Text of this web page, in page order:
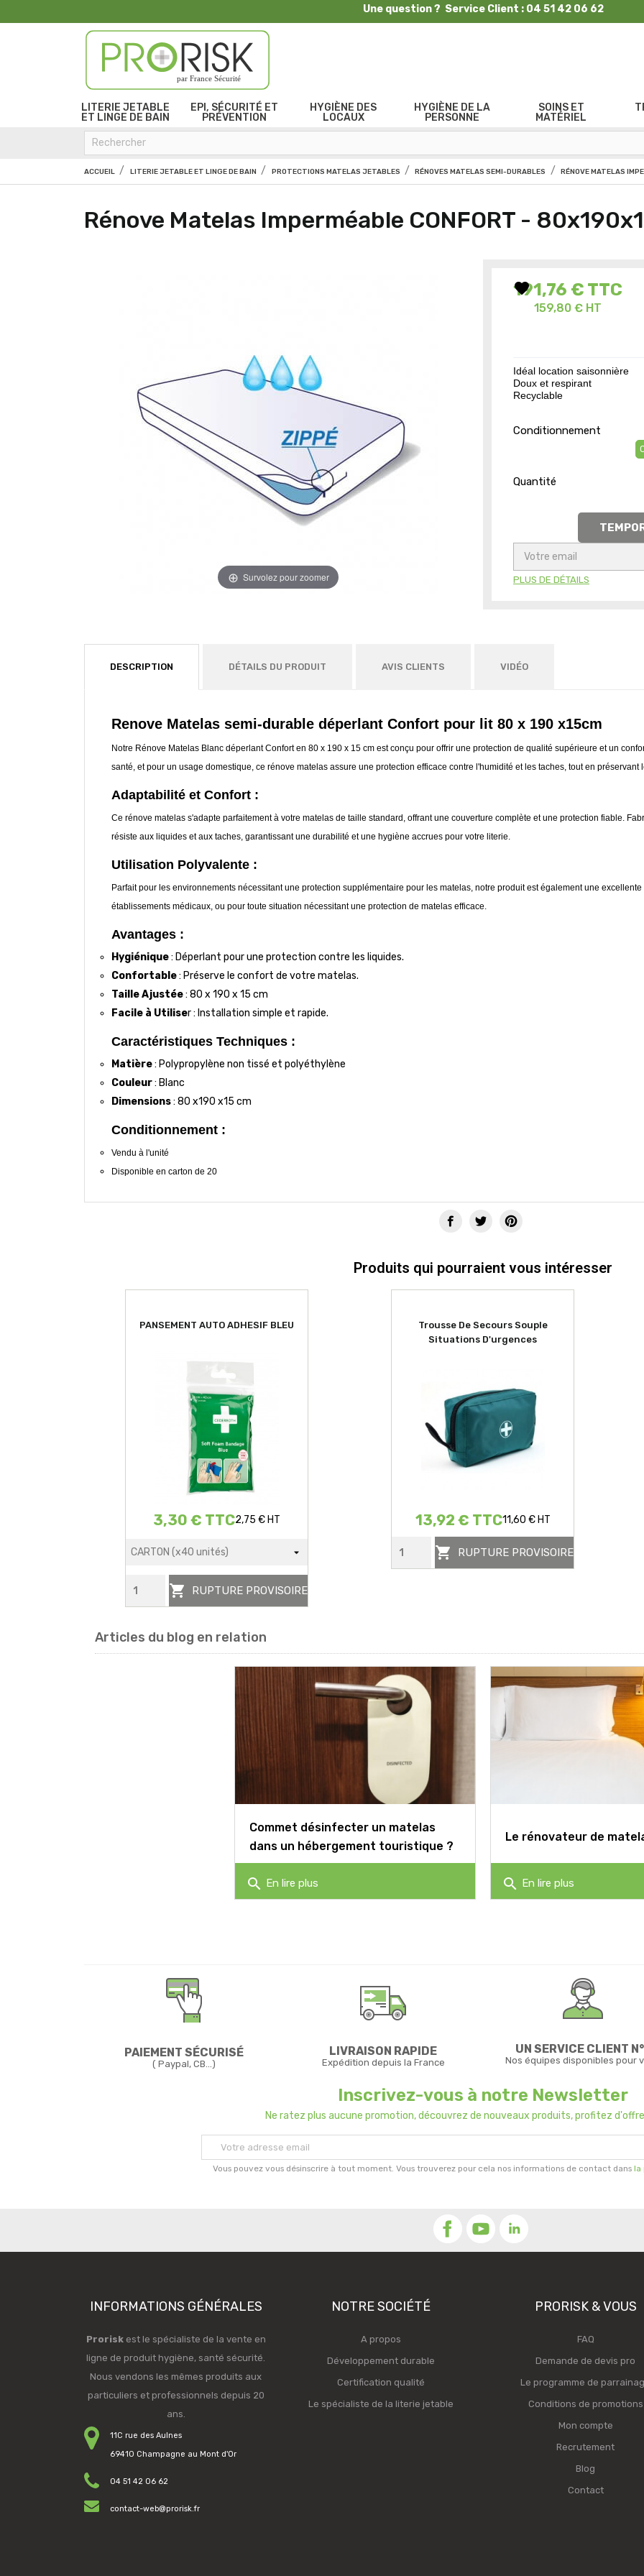
Une question ? Service Client : 04 51 42 06 62
par France Sécurité
LITERIE JETABLE
ET LINGE DE BAIN
EPI, SÉCURITÉ ET
PRÉVENTION
HYGIÈNE DES
LOCAUX
HYGIÈNE DE LA
PERSONNE
SOINS ET
MATÉRIEL
ACCUEIL LITERIE JETABLE ET LINGE DE BAIN PROTECTIONS MATELAS JETABLES RÉNOVES MATELAS SEMI-DURABLES RÉNOVE MATELAS
Rénove Matelas Imperméable CONFORT -
Survolez pour zoomer
191,76 € TTC
159,80 € HT
favorite
Idéal location saisonnière
Doux et respirant
Recyclable
Conditionnement
Quantité
PLUS DE DÉTAILS
DESCRIPTION DÉTAILS DU PRODUIT AVIS CLIENTS VIDÉO
Renove Matelas semi-durable déperlant Confort pour lit 80 x 190 x15cm
Notre Rénove Matelas Blanc déperlant Confort en 80 x 190 x 15 cm est conçu pour offrir une protection de qualité supérieure et un
santé, et pour un usage domestique, ce rénove matelas assure une protection efficace contre l'humidité et les taches, tout en préservant
Adaptabilité et Confort :
Ce rénove matelas s'adapte parfaitement à votre matelas de taille standard, offrant une couverture complète et une protection fiable.
résiste aux liquides et aux taches, garantissant une durabilité et une hygiène accrues pour votre literie.
Utilisation Polyvalente :
Parfait pour les environnements nécessitant une protection supplémentaire pour les matelas, notre produit est également une
établissements médicaux, ou pour toute situation nécessitant une protection de matelas efficace.
Avantages :
Hygiénique: Déperlant pour une protection contre les liquides.
Confortable: Préserve le confort de votre matelas.
Taille Ajustée: 80 x 190 x 15 cm
Facile à Utiliser : Installation simple et rapide.
Caractéristiques Techniques :
Matière: Polypropylène non tissé et polyéthylène
Couleur: Blanc
Dimensions: 80 x190 x15 cm
Conditionnement :
Vendu à l'unité
Disponible en carton de 20
Produits qui pourraient vous intéresser
PANSEMENT AUTO ADHESIF BLEU
3,30 € TTC2,75 € HT
 RUPTURE PROVISOIRE
Trousse De Secours Souple
Situations D'urgences
13,92 € TTC11,60 € HT
 RUPTURE PROVISOIRE
Articles du blog en relation
Commet désinfecter un matelas
dans un hébergement touristique ?
search En lire plus
Le rénovateur de
search En lire plus
PAIEMENT SÉCURISÉ
( Paypal, CB...)
LIVRAISON RAPIDE
Expédition depuis la France
UN SERVICE CLIENT
Nos équipes disponibles pour
Inscrivez-vous à notre Newsletter
Ne ratez plus aucune promotion, découvrez de nouveaux produits, profitez
Vous pouvez vous désinscrire à tout moment. Vous trouverez pour cela nos informations de contact dans la
INFORMATIONS GÉNÉRALES
Proriskest le spécialiste de la vente en
ligne de produit hygiène, santé sécurité.
Nous vendons les mêmes produits aux
particuliers et professionnels depuis 20
ans.
11C rue des Aulnes
69410 Champagne au Mont d'Or
04 51 42 06 62
contact-web@prorisk.fr
NOTRE SOCIÉTÉ
A propos
Développement durable
Certification qualité
Le spécialiste de la literie jetable
PRORISK & VOUS
FAQ
Demande de devis pro
Le programme de
Conditions de promotions
Mon compte
Recrutement
Blog
Contact